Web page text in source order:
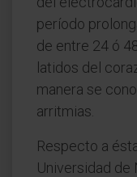
período
de entre 24 ó
latidos del
manera se
arritmias.
Respecto a
Universidad de